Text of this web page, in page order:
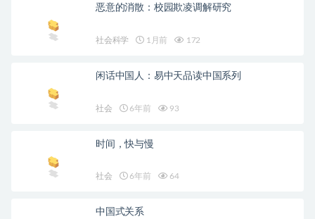
恶意的消散：校园欺凌调解研究
社会科学 1月前 172
闲话中国人：易中天品读中国系列
社会 6年前 93
时间，快与慢
社会 6年前 64
中国式关系